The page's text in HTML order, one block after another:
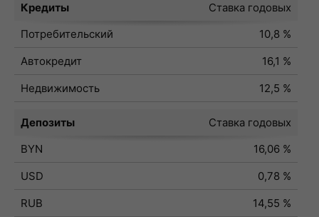
Кредиты
Ставка годовых
Потребительский
10,8 %
Автокредит
16,1 %
Недвижимость
12,5 %
Депозиты
Ставка годовых
BYN
16,06 %
USD
0,78 %
RUB
14,55 %